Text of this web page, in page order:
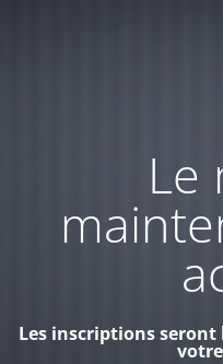
Le
Les inscriptions